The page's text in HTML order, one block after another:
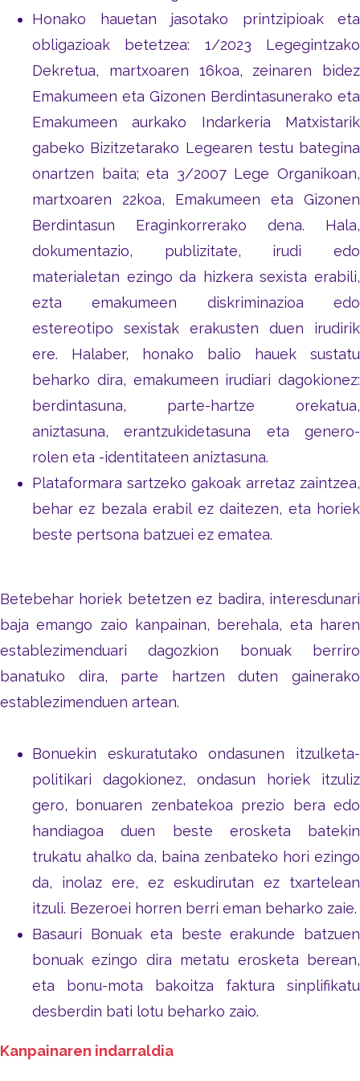
Honako hauetan jasotako printzipioak eta
obligazioak betetzea: 1/2023 Legegintzako
Dekretua, martxoaren 16koa, zeinaren bidez
Emakumeen eta Gizonen Berdintasunerako eta
Emakumeen aurkako Indarkeria Matxistarik
gabeko Bizitzetarako Legearen testu bategina
onartzen baita; eta 3/2007 Lege Organikoan,
martxoaren 22koa, Emakumeen eta Gizonen
Berdintasun Eraginkorrerako dena. Hala,
dokumentazio, publizitate, irudi edo
materialetan ezingo da hizkera sexista erabili,
ezta emakumeen diskriminazioa edo
estereotipo sexistak erakusten duen irudirik
ere. Halaber, honako balio hauek sustatu
beharko dira, emakumeen irudiari dagokionez:
berdintasuna, parte-hartze orekatua,
aniztasuna, erantzukidetasuna eta genero-
rolen eta -identitateen aniztasuna.
Plataformara sartzeko gakoak arretaz zaintzea,
behar ez bezala erabil ez daitezen, eta horiek
beste pertsona batzuei ez ematea.
Betebehar horiek betetzen ez badira, interesdunari
baja emango zaio kanpainan, berehala, eta haren
establezimenduari dagozkion bonuak berriro
banatuko dira, parte hartzen duten gainerako
establezimenduen artean.
Bonuekin eskuratutako ondasunen itzulketa-
politikari dagokionez, ondasun horiek itzuliz
gero, bonuaren zenbatekoa prezio bera edo
handiagoa duen beste erosketa batekin
trukatu ahalko da, baina zenbateko hori ezingo
da, inolaz ere, ez eskudirutan ez txartelean
itzuli. Bezeroei horren berri eman beharko zaie.
Basauri Bonuak eta beste erakunde batzuen
bonuak ezingo dira metatu erosketa berean,
eta bonu-mota bakoitza faktura sinplifikatu
desberdin bati lotu beharko zaio.
Kanpainaren indarraldia